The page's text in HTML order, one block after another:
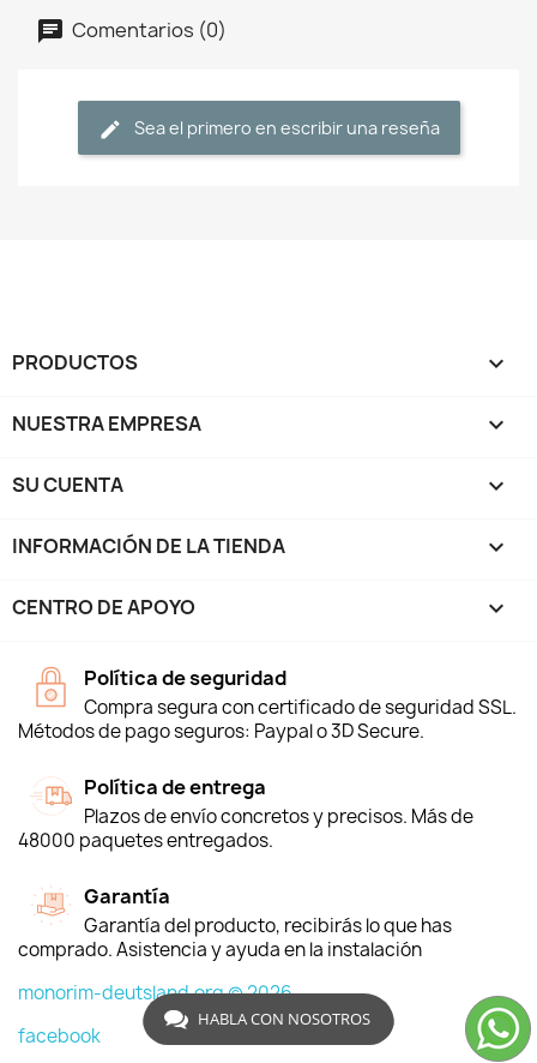
Comentarios (0)
Sea el primero en escribir una reseña
PRODUCTOS 
NUESTRA EMPRESA 
SU CUENTA 
INFORMACIÓN DE LA TIENDA keyboard_arrow_down
CENTRO DE APOYO 
Política de seguridad
Compra segura con certificado de seguridad SSL.
Métodos de pago seguros: Paypal o 3D Secure.
Política de entrega
Plazos de envío concretos y precisos. Más de
48000 paquetes entregados.
Garantía
Garantía del producto, recibirás lo que has
comprado. Asistencia y ayuda en la instalación
monorim-deutsland.org © 2026
facebook
HABLA CON NOSOTROS